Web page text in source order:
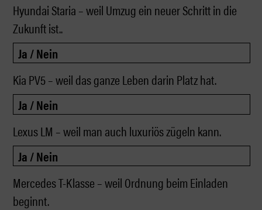
Hyundai Staria – weil Umzug ein neuer Schritt in die
Zukunft ist..
Kia PV5 – weil das ganze Leben darin Platz hat.
Lexus LM – weil man auch luxuriös zügeln kann.
Mercedes T-Klasse – weil Ordnung beim Einladen
beginnt.